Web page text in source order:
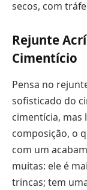
secos, com
Rejunte
Cimentício
Pensa no
sofisticado do
cimentícia, mas
composição, o
com um
muitas: ele é
trincas; tem